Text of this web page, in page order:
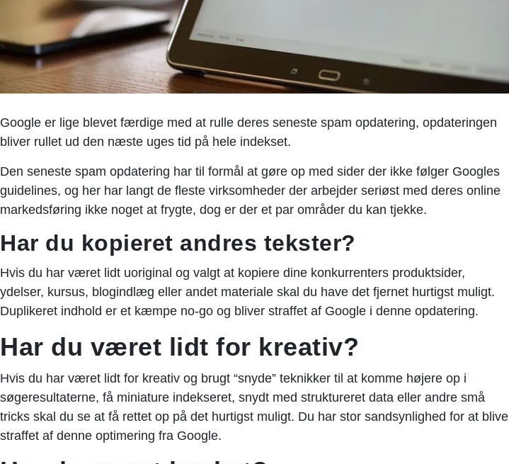
Google er lige blevet færdige med at rulle deres seneste spam opdatering, opdateringen
bliver rullet ud den næste uges tid på hele indekset.
Den seneste spam opdatering har til formål at gøre op med sider der ikke følger Googles
guidelines, og her har langt de fleste virksomheder der arbejder seriøst med deres online
markedsføring ikke noget at frygte, dog er der et par områder du kan tjekke.
Har du kopieret andres tekster?
Hvis du har været lidt uoriginal og valgt at kopiere dine konkurrenters produktsider,
ydelser, kursus, blogindlæg eller andet materiale skal du have det fjernet hurtigst muligt.
Duplikeret indhold er et kæmpe no-go og bliver straffet af Google i denne opdatering.
Har du været lidt for kreativ?
Hvis du har været lidt for kreativ og brugt “snyde” teknikker til at komme højere op i
søgeresultaterne, få miniature indekseret, snydt med struktureret data eller andre små
tricks skal du se at få rettet op på det hurtigst muligt. Du har stor sandsynlighed for at blive
straffet af denne optimering fra Google.